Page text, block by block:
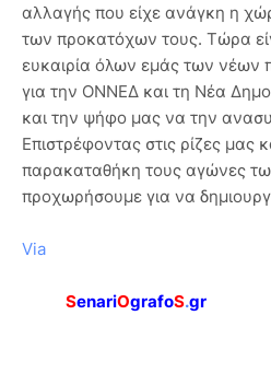
αλλαγής που είχε ανάγκη η
των προκατόχων τους. Τώρα
ευκαιρία όλων εμάς των νέων
για την ΟΝΝΕΔ και τη Νέα
και την ψήφο μας να την
Επιστρέφοντας στις ρίζες μας
παρακαταθήκη τους αγώνες
προχωρήσουμε για να
Via
SenariOgrafoS.gr